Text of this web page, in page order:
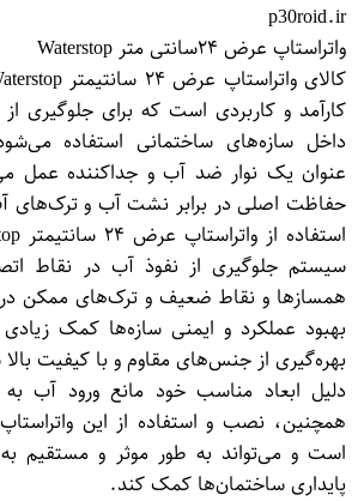
p30roid.ir
واتراستاپ عرض ۲۴سانتی متر Waterstop
کارآمد و کاربردی است که برای جلوگیری
داخل سازه‌های ساختمانی استفاده
عنوان یک نوار ضد آب و جداکننده عمل
حفاظت اصلی در برابر نشت آب و ترک‌های
سیستم جلوگیری از نفوذ آب در نقاط
همسازها و نقاط ضعیف و ترک‌های ممکن در
بهبود عملکرد و ایمنی سازه‌ها کمک
بهره‌گیری از جنس‌های مقاوم و با کیفیت
دلیل ابعاد مناسب خود مانع ورود آب
همچنین، نصب و استفاده از این
است و می‌تواند به طور موثر و مستقیم
پایداری ساختمان‌ها کمک کند.